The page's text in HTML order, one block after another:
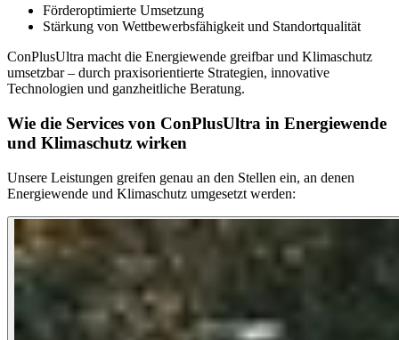
Förderoptimierte Umsetzung
Stärkung von Wettbewerbsfähigkeit und Standortqualität
ConPlusUltra macht die Energiewende greifbar und Klimaschutz
umsetzbar – durch praxisorientierte Strategien, innovative
Technologien und ganzheitliche Beratung.
Wie die Services von ConPlusUltra in Energiewende
und Klimaschutz wirken
Unsere Leistungen greifen genau an den Stellen ein, an denen
Energiewende und Klimaschutz umgesetzt werden: